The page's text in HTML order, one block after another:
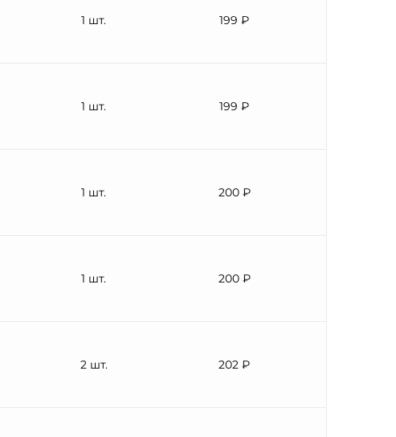
1 шт. 199 ₽
1 шт. 199 ₽
1 шт. 200 ₽
1 шт. 200 ₽
2 шт. 202 ₽